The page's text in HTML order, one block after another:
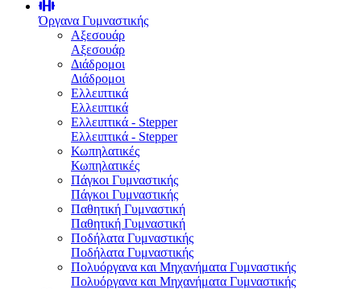
Όργανα Γυμναστικής
Αξεσουάρ
Αξεσουάρ
Διάδρομοι
Διάδρομοι
Ελλειπτικά
Ελλειπτικά
Ελλειπτικά - Stepper
Ελλειπτικά - Stepper
Κωπηλατικές
Κωπηλατικές
Πάγκοι Γυμναστικής
Πάγκοι Γυμναστικής
Παθητική Γυμναστική
Παθητική Γυμναστική
Ποδήλατα Γυμναστικής
Ποδήλατα Γυμναστικής
Πολυόργανα και Μηχανήματα Γυμναστικής
Πολυόργανα και Μηχανήματα Γυμναστικής